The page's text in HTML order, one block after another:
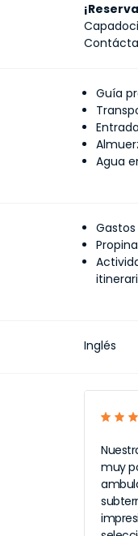
Guía
Agua
Inglés
muy